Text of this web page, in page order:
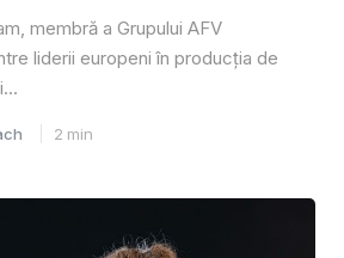
membră a Grupului AFV
liderii europeni în producția de
2 min